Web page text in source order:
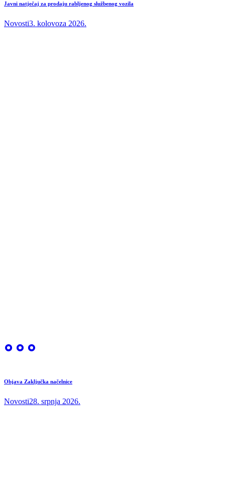
Javni natječaj za prodaju rabljenog službenog vozila
Novosti3. kolovoza 2026.
Objava Zaključka načelnice
Novosti28. srpnja 2026.